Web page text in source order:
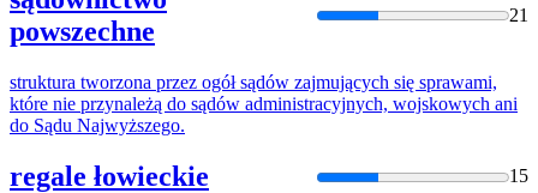
powszechne
21
struktura tworzona przez ogółsądów zajmujących się sprawami,
które nie przynależą do sądów administracyjnych, wojskowych ani
do Sądu Najwyższego.
regale łowieckie 15